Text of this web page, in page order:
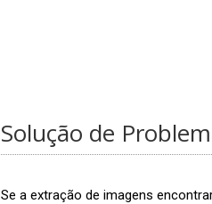
Solução de
Se a extração de imagens